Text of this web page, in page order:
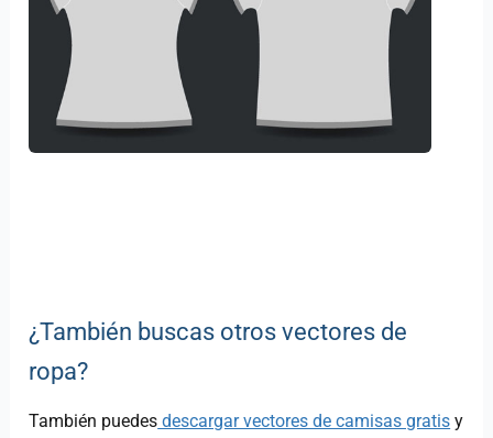
¿También buscas otros vectores de
ropa?
También puedes descargar vectores de camisas gratis y